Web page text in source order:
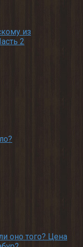
из
2
оно того? Цена